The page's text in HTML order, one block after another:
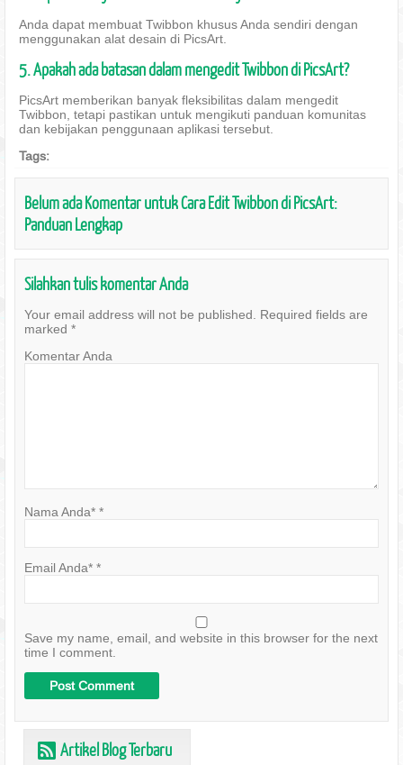
Anda dapat membuat Twibbon khusus Anda sendiri dengan
menggunakan alat desain di PicsArt.
5. Apakah ada batasan dalam mengedit Twibbon di PicsArt?
PicsArt memberikan banyak fleksibilitas dalam mengedit
Twibbon, tetapi pastikan untuk mengikuti panduan komunitas
dan kebijakan penggunaan aplikasi tersebut.
Tags:
Belum ada Komentar untuk Cara Edit Twibbon di PicsArt:
Panduan Lengkap
Silahkan tulis komentar Anda
Your email address will not be published.
Required fields are
marked *
Komentar Anda
Nama Anda* *
Email Anda* *
Save my name, email, and website in this browser for the next
time I comment.
r Artikel Blog Terbaru